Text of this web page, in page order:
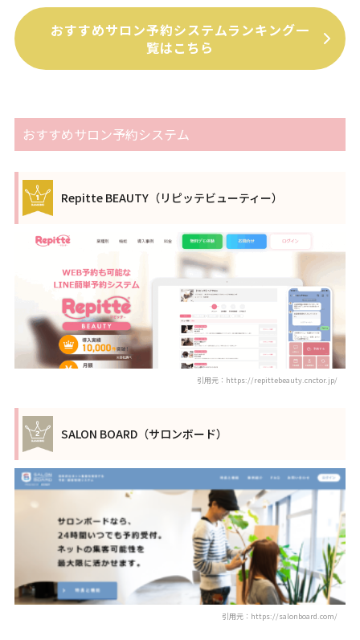
おすすめサロン予約システムランキング一
覧はこちら
おすすめサロン予約システム
Repitte BEAUTY（リピッテビューティー）
引用元：https://repittebeauty.cnctor.jp/
SALON BOARD（サロンボード）
引用元：https://salonboard.com/